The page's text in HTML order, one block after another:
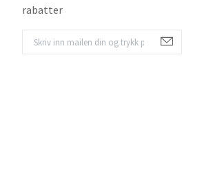
rabatter